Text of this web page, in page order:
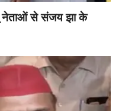
नेताओं से संजय झा के